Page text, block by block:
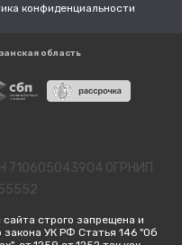
конфиденциальности
область
710605043904 ОГРНИП
строго запрещена и
УК РФ Статья 146 "Об